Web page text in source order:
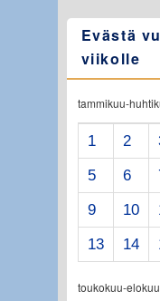
Evästä
viikolle
tammikuu-
1 2
5
6
9
10
13
14
toukokuu-elokuu